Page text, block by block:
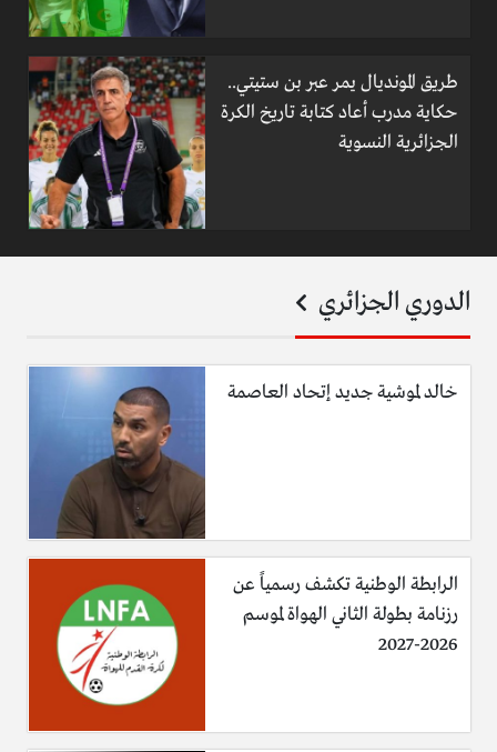
طريق المونديال يمر عبر بن ستيتي..
حكاية مدرب أعاد كتابة تاريخ الكرة
الجزائرية النسوية
الدوري الجزائري
خالد لموشية جديد إتحاد العاصمة
الرابطة الوطنية تكشف رسمياً عن
رزنامة بطولة الثاني الهواة لموسم
2026-2027